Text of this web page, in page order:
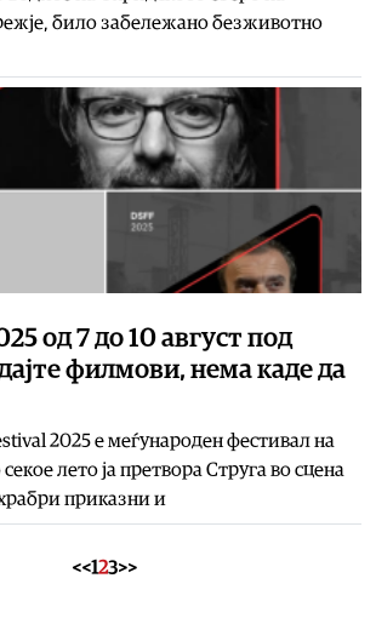
било забележано безживотно
oд 7 до 10 август под
филмови, нема каде да
2025 е меѓународен фестивал на
лето ја претвора Струга во сцена
приказни и
<<123>>